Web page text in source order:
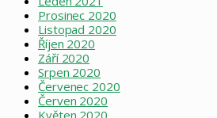
Prosinec 2020
Listopad 2020
Říjen 2020
Září 2020
Srpen 2020
Červenec 2020
Červen 2020
Květen 2020